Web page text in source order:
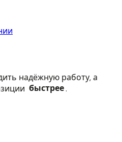
надёжную работу, а
быстрее.